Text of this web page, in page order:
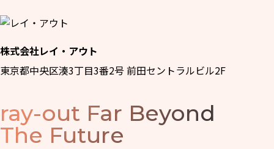
株式会社レイ・アウト
東京都中央区湊3丁目3番2号 前田セントラルビル2F
ray-out Far Beyond
The Future